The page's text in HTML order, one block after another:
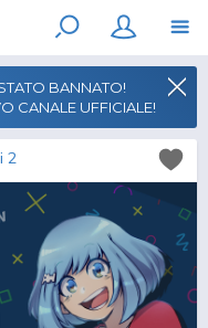
BANNATO!
CANALE UFFICIALE!
2